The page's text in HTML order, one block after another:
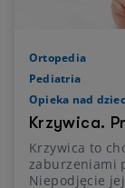
Ortopedia
Pediatria
Opieka nad
Krzywica.
Krzywica to
zaburzeniami
Niepodjęcie